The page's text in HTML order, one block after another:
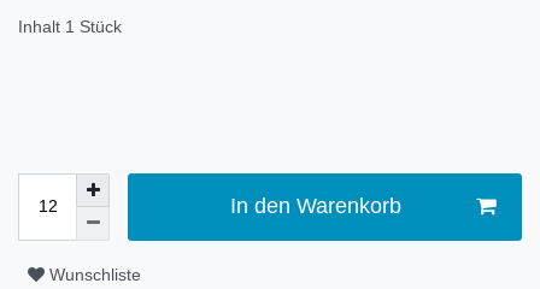
Inhalt 1 Stück
In den Warenkorb
Wunschliste